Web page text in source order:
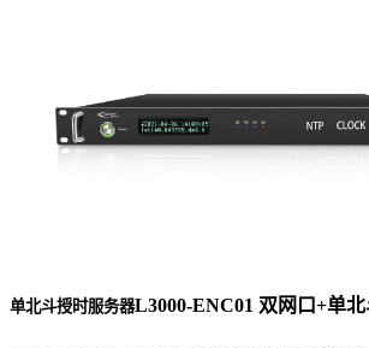
单北斗授时服务器L3000-ENC01 双网口+单